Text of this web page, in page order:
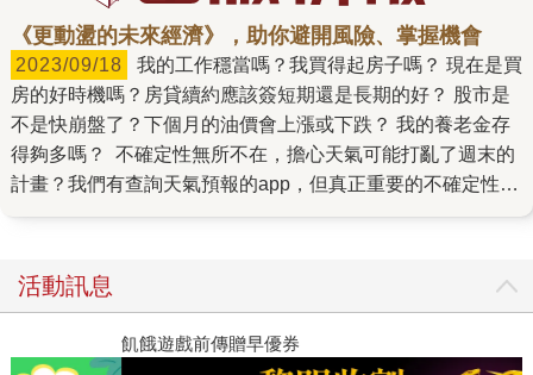
《更動盪的未來經濟》，助你避開風險、掌握機會
2023/09/18
房的好時機嗎？房貸續約應該簽短期還是長期的好？ 股市是
不是快崩盤了？下個月的油價會上漲或下跌？ 我的養老金存
得夠多嗎？ 不確定性無所不在，擔心天氣可能打亂了週末的
計畫？我們有查詢天氣預報的app，但真正重要的不確定性，
性對公司來說更是難上加難，因為公司有更多因素必須考
量。企業若想要做長遠的生意，提供穩定的工作機會並保持
獲利能力，便須預測未來的經濟趨勢，譬如銷量、價格、利
率和匯率，才能把這些判斷轉化成包含人力招募、原物料訂
活動訊息
飢餓遊戲前傳贈早優券